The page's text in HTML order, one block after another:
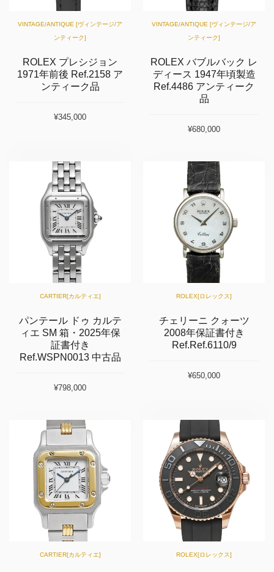
VINTAGE/ANTIQUE [ヴィンテージ/ア
ンティーク]
ROLEX プレシジョン
1971年前後 Ref.2158 ア
ンティーク品
¥345,000
VINTAGE/ANTIQUE [ヴィンテージ/ア
ンティーク]
ROLEX バブルバック レ
ディース 1947年頃製造
Ref.4486 アンティーク
品
¥680,000
CARTIER[カルティエ]
パンテール ドゥ カルテ
ィエ SM 箱・2025年保
証書付き
Ref.WSPN0013 中古品
¥798,000
ROLEX[ロレックス]
チェリーニ クォーツ
2008年保証書付き
Ref.Ref.6110/9
¥650,000
CARTIER[カルティエ] ROLEX[ロレックス]